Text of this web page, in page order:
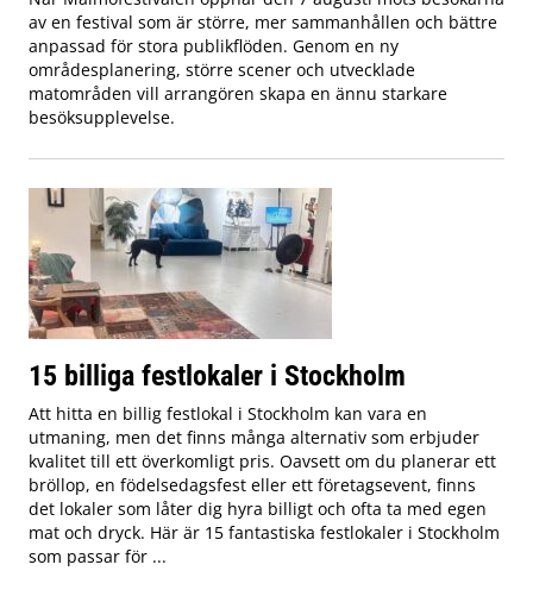
av en festival som är större, mer sammanhållen och bättre
anpassad för stora publikflöden. Genom en ny
områdesplanering, större scener och utvecklade
matområden vill arrangören skapa en ännu starkare
besöksupplevelse.
15 billiga festlokaler i Stockholm
Att hitta en billig festlokal i Stockholm kan vara en
utmaning, men det finns många alternativ som erbjuder
kvalitet till ett överkomligt pris. Oavsett om du planerar ett
bröllop, en födelsedagsfest eller ett företagsevent, finns
det lokaler som låter dig hyra billigt och ofta ta med egen
mat och dryck. Här är 15 fantastiska festlokaler i Stockholm
som passar för ...